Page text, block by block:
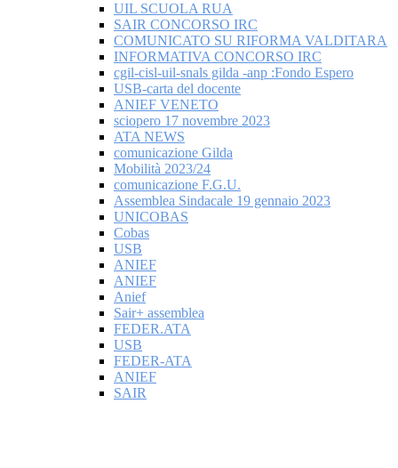
UIL SCUOLA RUA
SAIR CONCORSO IRC
COMUNICATO SU RIFORMA VALDITARA
INFORMATIVA CONCORSO IRC
cgil-cisl-uil-snals gilda -anp :Fondo Espero
USB-carta del docente
ANIEF VENETO
sciopero 17 novembre 2023
ATA NEWS
comunicazione Gilda
Mobilità 2023/24
comunicazione F.G.U.
Assemblea Sindacale 19 gennaio 2023
UNICOBAS
Cobas
USB
ANIEF
ANIEF
Anief
Sair+ assemblea
FEDER.ATA
USB
FEDER-ATA
ANIEF
SAIR